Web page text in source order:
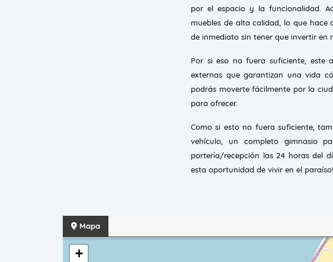
por el espacio y la funcionalidad.
muebles de alta calidad, lo que hace
de inmediato sin tener que invertir en
Por si eso no fuera suficiente, este
externas que garantizan una vida
podrás moverte fácilmente por la
para ofrecer.
Como si esto no fuera suficiente,
vehículo, un completo gimnasio
portería/recepción las 24 horas del
esta oportunidad de vivir en el paraíso!
Mapa
+